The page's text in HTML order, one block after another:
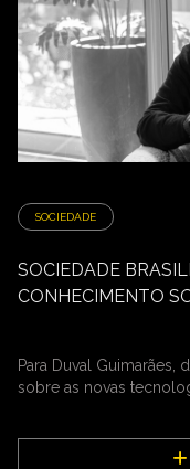
SOCIEDADE
SOCIEDADE
CONHECIMENTO
Para Duval Guimarães,
sobre as novas